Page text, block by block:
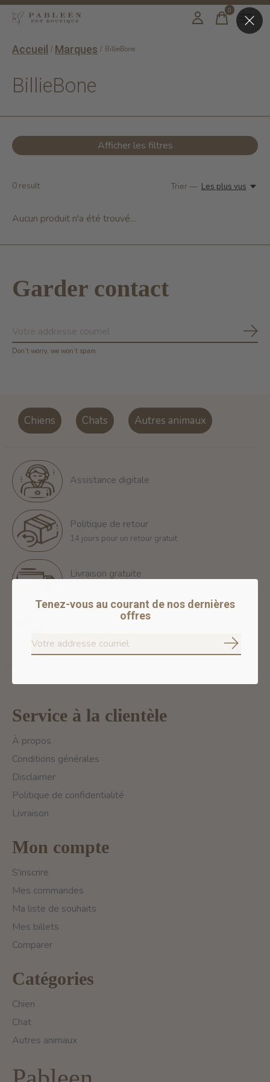
0items
Accueil / Marques / BillieBone
BillieBone
Afficher les filtres
0 result Trier — Les plus vus
Aucun produit n'a été trouvé...
Garder contact
Don’t worry, we won’t spam
Chiens Chats Autres animaux
Assistance digitale
Politique de retour
14 jours pour un retour gratuit
Livraison gratuite
Paiements 100% sécurisés
Nous assurons des paiements sécurisés
Service à la clientèle
À propos
Conditions générales
Disclaimer
Politique de confidentialité
Livraison
Mon compte
S'inscrire
Mes commandes
Ma liste de souhaits
Mes billets
Comparer
Catégories
Chien
Chat
Autres animaux
Tenez-vous au courant de nos dernières
offres